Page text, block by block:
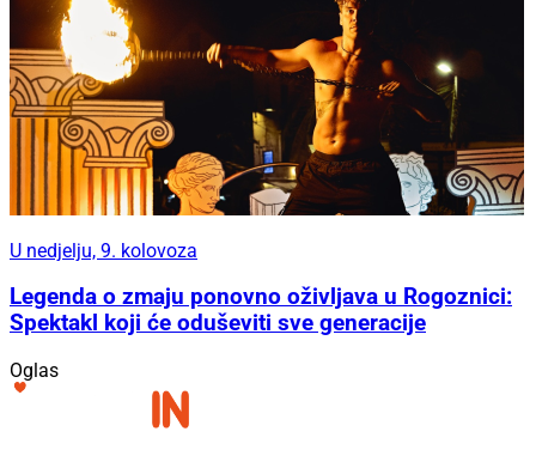
U nedjelju, 9. kolovoza
Legenda o zmaju ponovno oživljava u Rogoznici:
Spektakl koji će oduševiti sve generacije
Oglas